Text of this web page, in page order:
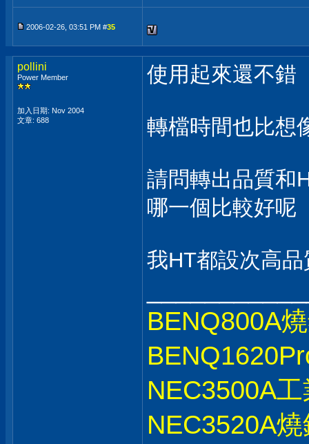
2006-02-26, 03:51 PM #35
pollini
Power Member
加入日期: Nov 2004
文章: 688
使用起來還不錯
轉檔時間也比想
請問轉出品質和
哪一個比較好呢
我HT都設次高
BENQ800A
NEC3500A
NEC3520A